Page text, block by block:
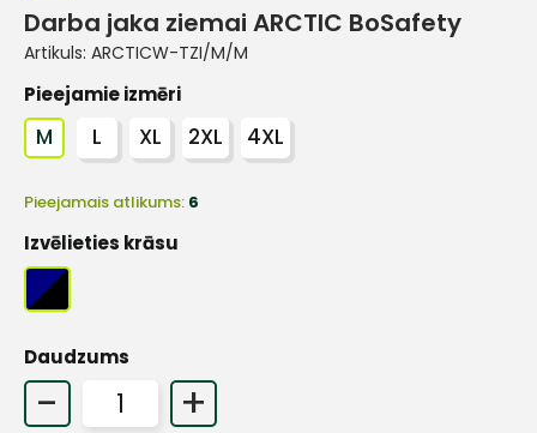
Darba jaka ziemai ARCTIC BoSafety
Artikuls: ARCTICW-TZI/M/M
Pieejamie izmēri
M L XL 2XL 4XL
Pieejamais atlikums: 6
Izvēlieties krāsu
Daudzums
- +